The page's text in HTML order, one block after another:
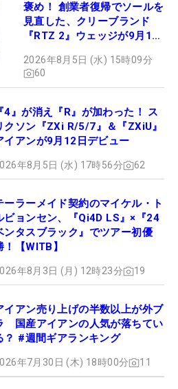
褒め！ 創業者復帰でソールを
見直した、クリーブランド
『RTZ 2』ウェッジが9月12
2026年8月5日 (水) 15時09分
60
『4』が消え『R』が加わった！ ス
クソン『ZXi R/5/7』＆『ZXiU』
イアンが9月12日デビュー
年8月5日 (水) 17時56分 62
ーラーメイド契約のマイケル・ト
ビョンセン、『Qi4D LS』×『24
ンタスブラック』でツアー初優
！【WITB】
年8月3日 (月) 12時23分 19
イアン売り上げの半数以上が外ブ
国産アイアンの人気が落ちてい
？ #週間ギアランキング
年7月30日 (木) 18時00分 11